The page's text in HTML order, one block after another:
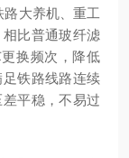
大养机、重工
比普通玻纤滤
换频次，降低
铁路线路连续
平稳，不易过